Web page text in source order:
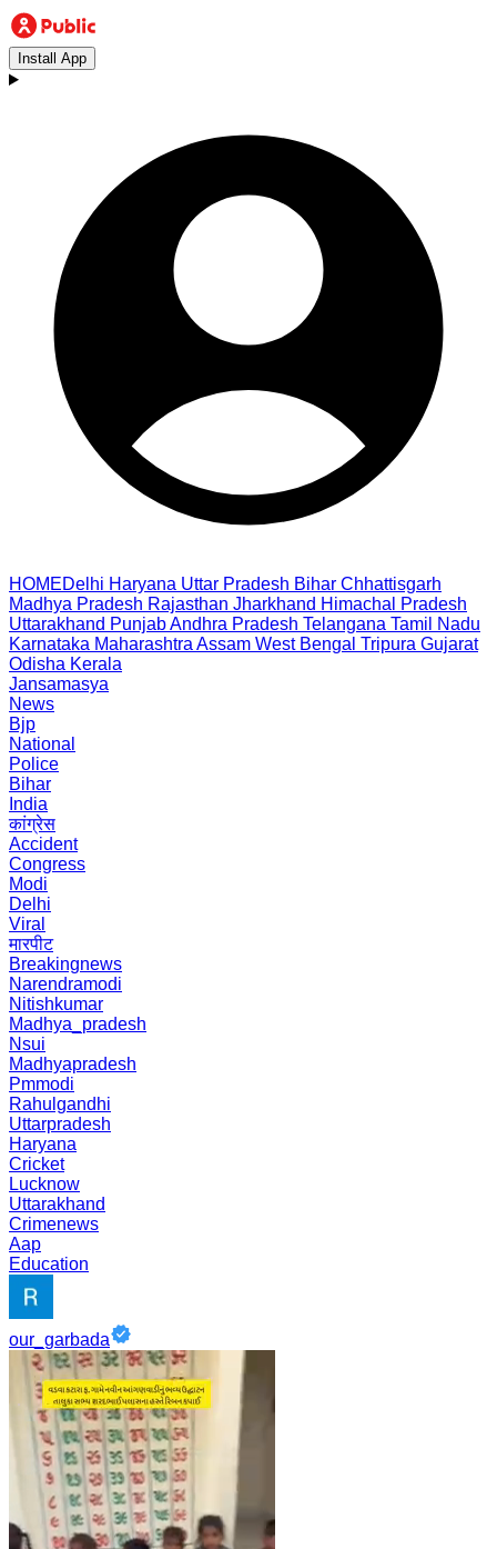
Install App
HOMEDelhi Haryana Uttar Pradesh Bihar Chhattisgarh
Madhya Pradesh Rajasthan Jharkhand Himachal Pradesh
Uttarakhand PunjabAndhra Pradesh Telangana Tamil Nadu
Karnataka Maharashtra Assam West Bengal Tripura Gujarat
Odisha Kerala
Jansamasya
News
Bjp
National
Police
Bihar
India
कांग्रेस
Accident
Congress
Modi
Delhi
Viral
मारपीट
Breakingnews
Narendramodi
Nitishkumar
Madhya_pradesh
Nsui
Madhyapradesh
Pmmodi
Rahulgandhi
Uttarpradesh
Haryana
Cricket
Lucknow
Uttarakhand
Crimenews
Aap
Education
our_garbada